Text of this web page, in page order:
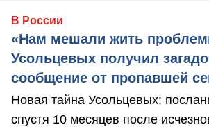
В России
«Нам мешали жить
Усольцевых получил
сообщение от пропавшей
Новая тайна Усольцевых:
спустя 10 месяцев после